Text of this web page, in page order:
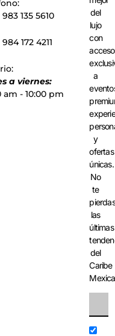
983 135 5610
984 172 4211
a viernes:
am - 10:00 pm
del
lujo
con
acceso
a
y
ofertas
únicas.
No
te
pierdas
las
últimas
del
Caribe